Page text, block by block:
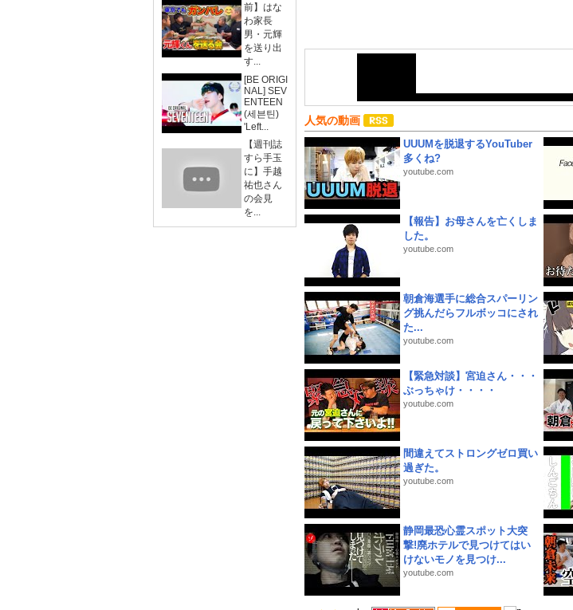
前】はな
わ家長
男・元輝
を送り出
す...
[BE ORIGI
NAL] SEV
ENTEEN
(세븐틴)
'Left...
【週刊誌
すら手玉
に】手越
祐也さん
の会見
を...
人気の動画
UUUMを脱退するYouTuber
多くね?
youtube.com
【報告】お母さんを亡くしま
した。
youtube.com
朝倉海選手に総合スパーリン
グ挑んだらフルボッコにされ
た...
youtube.com
【緊急対談】宮迫さん・・・
ぶっちゃけ・・・・
youtube.com
間違えてストロングゼロ買い
過ぎた。
youtube.com
静岡最恐心霊スポット大突
撃!廃ホテルで見つけてはい
けないモノを見つけ...
youtube.com